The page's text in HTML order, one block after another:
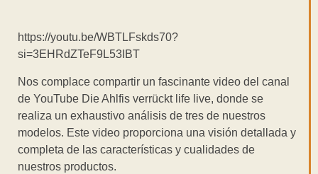
https://youtu.be/WBTLFskds70?
si=3EHRdZTeF9L53IBT
Nos complace compartir un fascinante video del canal
de YouTube Die Ahlfis verrückt life live, donde se
realiza un exhaustivo análisis de tres de nuestros
modelos. Este video proporciona una visión detallada y
completa de las características y cualidades de
nuestros productos.